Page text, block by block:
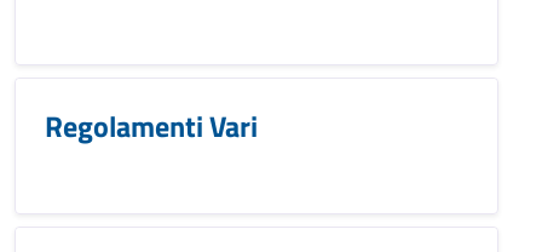
Regolamenti Vari